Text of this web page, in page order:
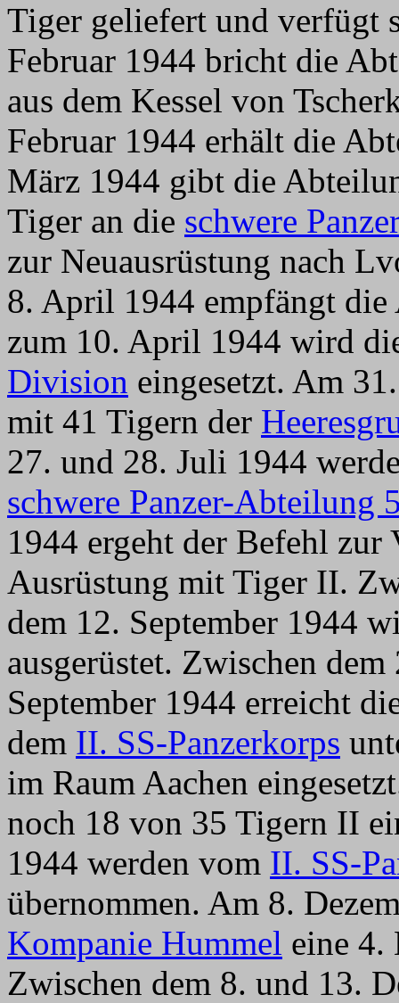
Tiger geliefert und verfügt
Februar 1944 bricht die
aus dem Kessel von
Februar 1944 erhält die
März 1944 gibt die
Tiger an die schwere
zur Neuausrüstung nach
8. April 1944 empfängt
zum 10. April 1944 wird
Division eingesetzt. Am
mit 41 Tigern der
27. und 28. Juli 1944
schwere Panzer-Abteilung
1944 ergeht der Befehl
Ausrüstung mit Tiger II.
dem 12. September 1944
ausgerüstet. Zwischen
September 1944 erreicht
dem II. SS-Panzerkorps
im Raum Aachen
noch 18 von 35 Tigern II
1944 werden vom II. SS-
übernommen. Am 8.
Kompanie Hummel eine 4.
Zwischen dem 8. und 13.